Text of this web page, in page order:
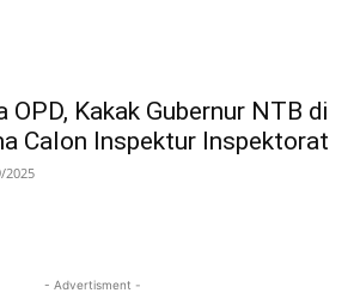
OPD, Kakak Gubernur NTB di
Calon Inspektur Inspektorat
2025
- Advertisment -